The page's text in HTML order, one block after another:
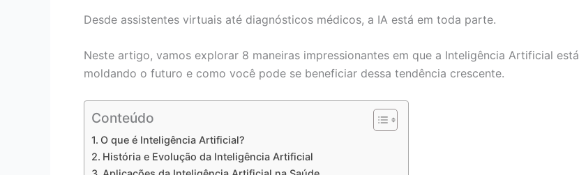
Desde assistentes virtuais até diagnósticos médicos, a IA está em toda parte.
Neste artigo, vamos explorar 8 maneiras impressionantes em que a Inteligência Artificial está
moldando o futuro e como você pode se beneficiar dessa tendência crescente.
Conteúdo
O que é Inteligência Artificial?
História e Evolução da Inteligência Artificial